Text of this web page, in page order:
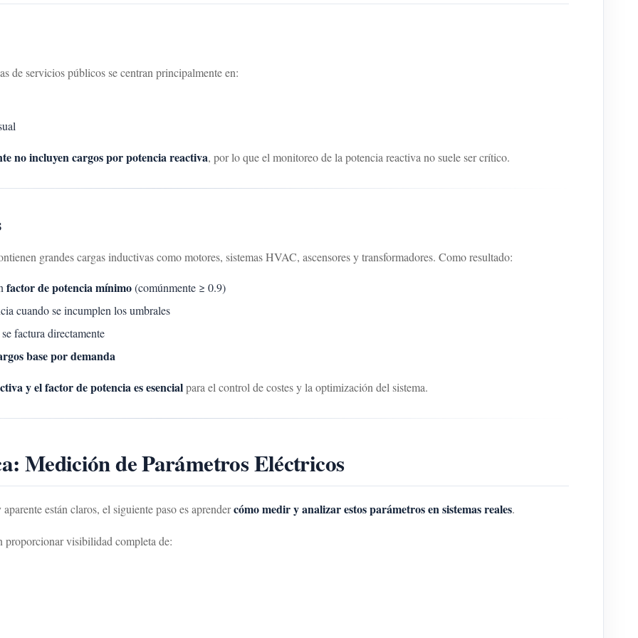
de servicios públicos se centran principalmente en:
no incluyen cargos por potencia reactiva, por lo que el monitoreo de la potencia reactiva no suele ser crítico.
grandes cargas inductivas como motores, sistemas HVAC, ascensores y transformadores. Como resultado:
factor de potencia mínimo(comúnmente ≥ 0.9)
cuando se incumplen los umbrales
se factura directamente
base por demanda
y el factor de potencia es esencialpara el control de costes y la optimización del sistema.
Medición de Parámetros Eléctricos
están claros, el siguiente paso es aprendercómo medir y analizar estos parámetros en sistemas reales.
proporcionar visibilidad completa de: